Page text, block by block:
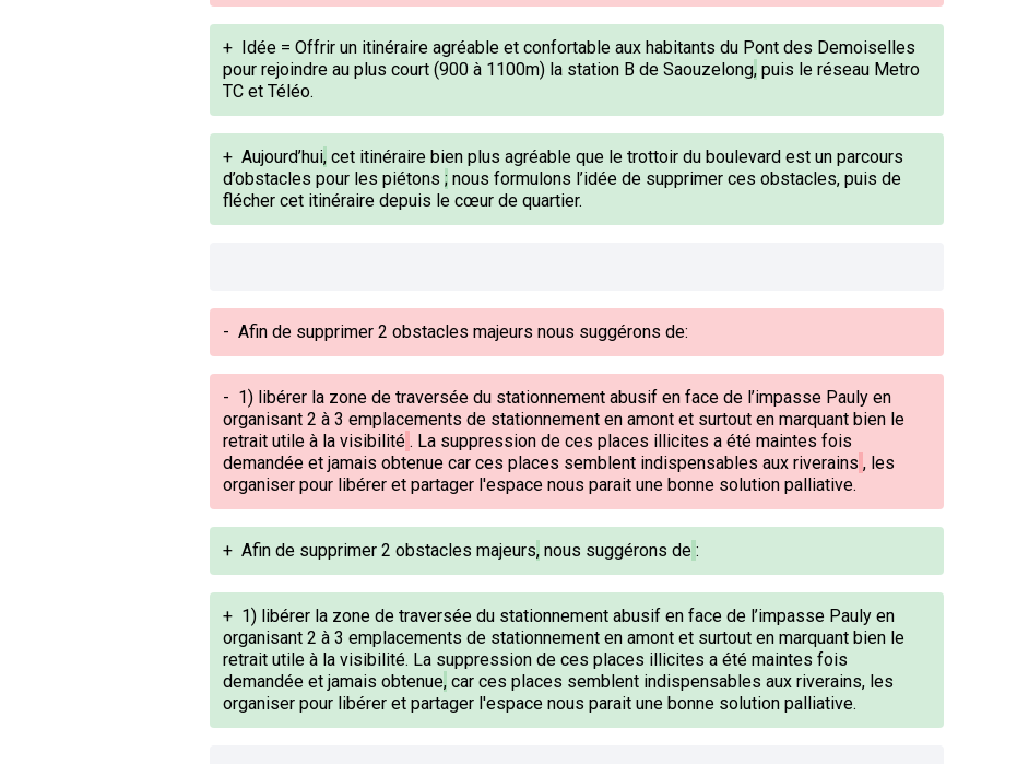
+ Idée = Offrir un itinéraire agréable et confortable aux habitants du Pont des Demoiselles
pour rejoindre au plus court (900 à 1100m) la station B de Saouzelong, puis le réseau Metro
TC et Téléo.
+ Aujourd’hui, cet itinéraire bien plus agréable que le trottoir du boulevard est un parcours
d’obstacles pour les piétons ; nous formulons l’idée de supprimer ces obstacles, puis de
flécher cet itinéraire depuis le cœur de quartier.
- Afin de supprimer 2 obstacles majeurs nous suggérons de:
- 1) libérer la zone de traversée du stationnement abusif en face de l’impasse Pauly en
organisant 2 à 3 emplacements de stationnement en amont et surtout en marquant bien le
retrait utile à la visibilité . La suppression de ces places illicites a été maintes fois
demandée et jamais obtenue car ces places semblent indispensables aux riverains , les
organiser pour libérer et partager l'espace nous parait une bonne solution palliative.
+ Afin de supprimer 2 obstacles majeurs, nous suggérons de :
+ 1) libérer la zone de traversée du stationnement abusif en face de l’impasse Pauly en
organisant 2 à 3 emplacements de stationnement en amont et surtout en marquant bien le
retrait utile à la visibilité. La suppression de ces places illicites a été maintes fois
demandée et jamais obtenue, car ces places semblent indispensables aux riverains, les
organiser pour libérer et partager l'espace nous parait une bonne solution palliative.